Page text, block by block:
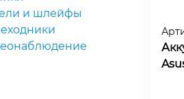
и шлейфы